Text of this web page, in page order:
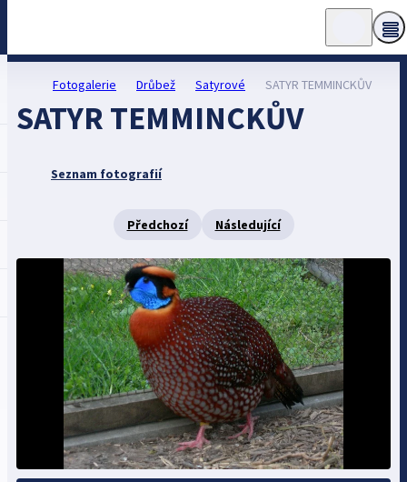
Fotogalerie Drůbež Satyrové SATYR TEMMINCKŮV
SATYR TEMMINCKŮV
Seznam fotografií
Předchozí Následující